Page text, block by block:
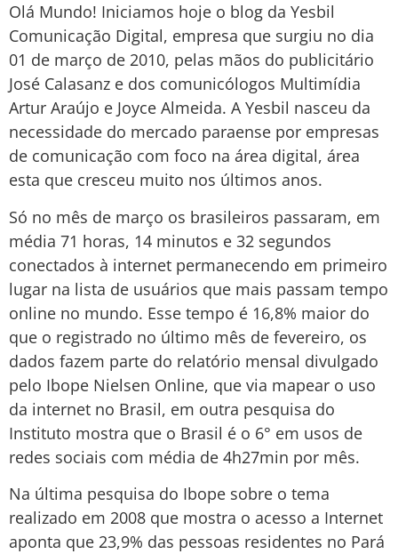
Olá Mundo! Iniciamos hoje o blog da Yesbil
Comunicação Digital, empresa que surgiu no dia
01 de março de 2010, pelas mãos do publicitário
José Calasanz e dos comunicólogos Multimídia
Artur Araújo e Joyce Almeida. A Yesbil nasceu da
necessidade do mercado paraense por empresas
de comunicação com foco na área digital, área
esta que cresceu muito nos últimos anos.
Só no mês de março os brasileiros passaram, em
média 71 horas, 14 minutos e 32 segundos
conectados à internet permanecendo em primeiro
lugar na lista de usuários que mais passam tempo
online no mundo. Esse tempo é 16,8% maior do
que o registrado no último mês de fevereiro, os
dados fazem parte do relatório mensal divulgado
pelo Ibope Nielsen Online, que via mapear o uso
da internet no Brasil, em outra pesquisa do
Instituto mostra que o Brasil é o 6° em usos de
redes sociais com média de 4h27min por mês.
Na última pesquisa do Ibope sobre o tema
realizado em 2008 que mostra o acesso a Internet
aponta que 23,9% das pessoas residentes no Pará